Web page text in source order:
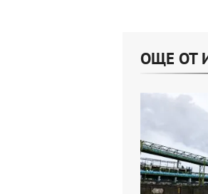
ОЩЕ ОТ